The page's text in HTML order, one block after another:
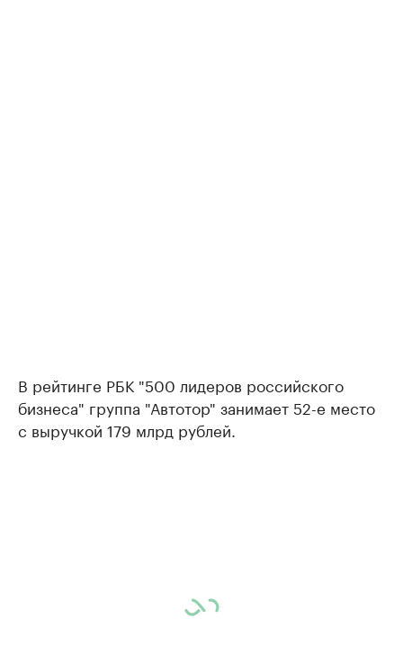
В рейтинге РБК "500 лидеров российского
бизнеса" группа "Автотор" занимает 52-е место
с выручкой 179 млрд рублей.